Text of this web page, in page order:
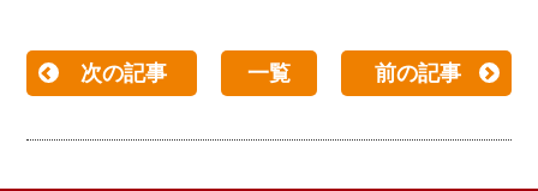
次の記事 一覧 前の記事